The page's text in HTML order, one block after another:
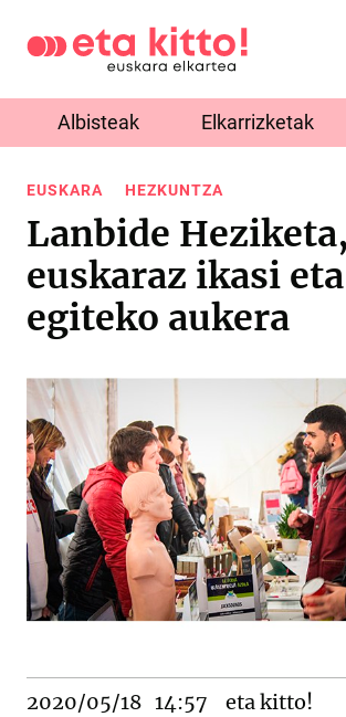
Albisteak Elkarrizketak
EUSKARA HEZKUNTZA
Lanbide Heziketa,
euskaraz ikasi
egiteko aukera
2020/05/18 14:57 eta kitto!